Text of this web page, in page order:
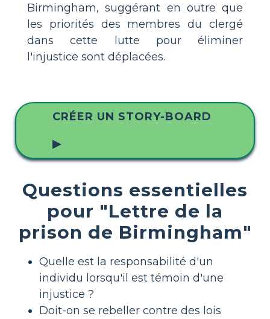
Birmingham, suggérant en outre que
les priorités des membres du clergé
dans cette lutte pour éliminer
l'injustice sont déplacées.
CRÉER UN STORY-BOARD
▶
Questions essentielles
pour "Lettre de la
prison de Birmingham"
Quelle est la responsabilité d'un
individu lorsqu'il est témoin d'une
injustice ?
Doit-on se rebeller contre des lois